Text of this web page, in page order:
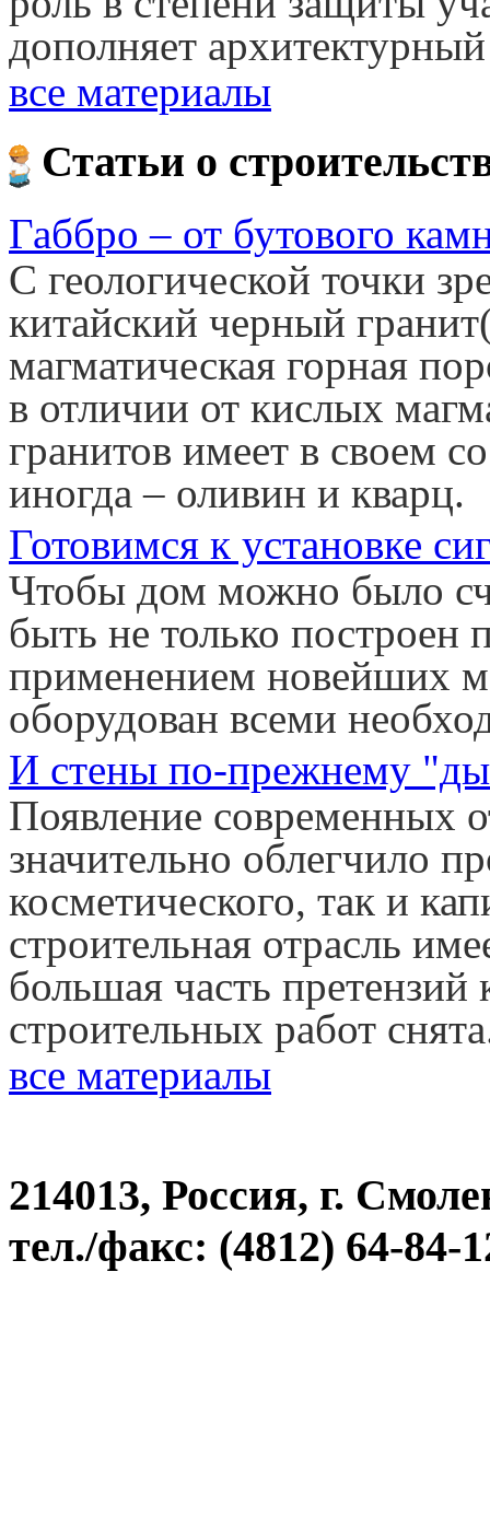
дополняет
все материалы
Статьи о
Габбро – от бутового
С геологической точки
китайский черный
магматическая горная
в отличии от кислых
гранитов имеет в своем
иногда – оливин и кварц.
Готовимся к установке
Чтобы дом можно было
быть не только построен
применением новейших
оборудован всеми
И стены по-прежнему
Появление современных
значительно облегчило
косметического, так и
строительная отрасль
большая часть претензий
строительных работ
все материалы
214013, Россия, г.
тел./факс: (4812) 64-84-